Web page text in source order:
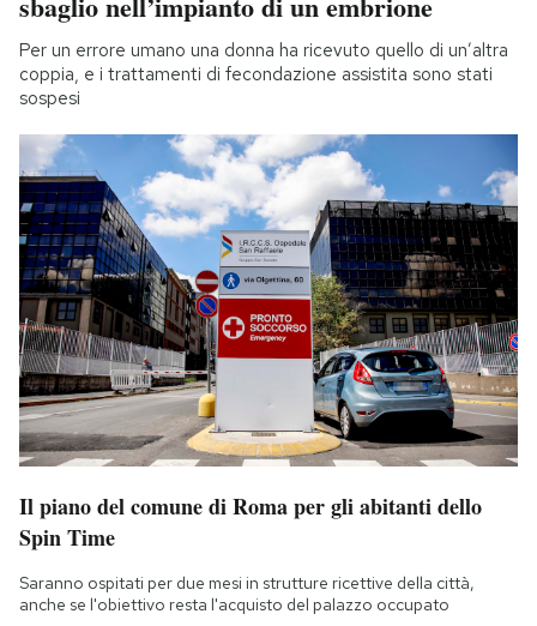
Per un errore umano una donna ha ricevuto quello di un’altra
coppia, e i trattamenti di fecondazione assistita sono stati
sospesi
Il piano del comune di Roma per gli abitanti dello
Spin Time
Saranno ospitati per due mesi in strutture ricettive della città,
anche se l'obiettivo resta l'acquisto del palazzo occupato